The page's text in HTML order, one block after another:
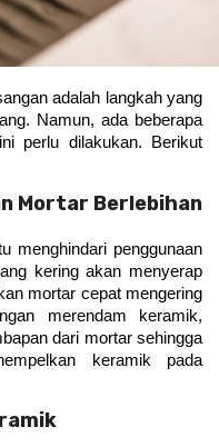
adalah langkah yang
Namun, ada beberapa
perlu dilakukan. Berikut
Mortar Berlebihan
menghindari penggunaan
kering akan menyerap
mortar cepat mengering
merendam keramik,
dari mortar sehingga
keramik pada